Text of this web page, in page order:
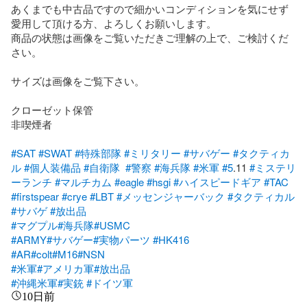
あくまでも中古品ですので細かいコンディションを気にせず
愛用して頂ける方、よろしくお願いします。
商品の状態は画像をご覧いただきご理解の上で、ご検討くだ
さい。
サイズは画像をご覧下さい。
クローゼット保管
非喫煙者
#SAT#SWAT#特殊部隊#ミリタリー #サバゲー #タクティカ
ル#個人装備品 #自衛隊 #警察 #海兵隊#米軍#5.11 #ミステリ
ーランチ #マルチカム #eagle#hsgi#ハイスピードギア #TAC
#firstspear#crye#LBT#メッセンジャーバック #タクティカル
#サバゲ#放出品
#マグプル#海兵隊#USMC
#ARMY#サバゲー#実物パーツ #HK416
#AR#colt#M16#NSN
#米軍#アメリカ軍#放出品
#沖縄米軍#実銃#ドイツ軍
10日前